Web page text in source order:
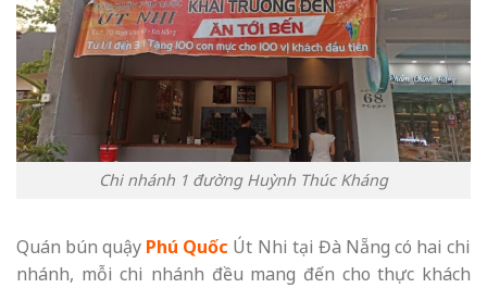
Chi nhánh 1 đường Huỳnh Thúc Kháng
Quán bún quậy Phú Quốc Út Nhi tại Đà Nẵng có hai chi
nhánh, mỗi chi nhánh đều mang đến cho thực khách